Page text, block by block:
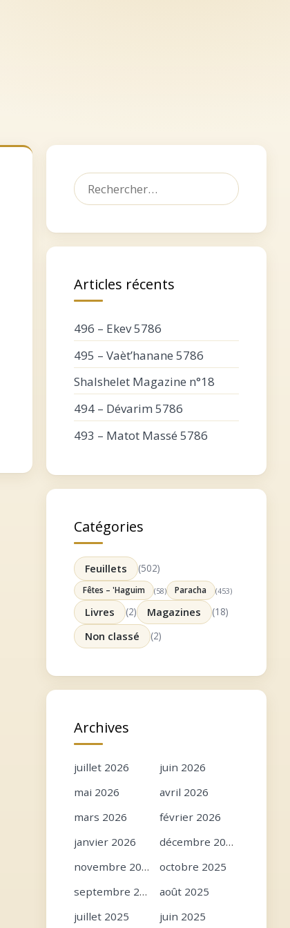
Rechercher :
Articles récents
496 – Ekev 5786
495 – Vaèt’hanane 5786
Shalshelet Magazine n°18
494 – Dévarim 5786
493 – Matot Massé 5786
Catégories
Feuillets (502)
Fêtes – 'Haguim (58) Paracha (453)
Livres (2) Magazines (18)
Non classé (2)
Archives
juillet 2026
juin 2026
mai 2026
avril 2026
mars 2026
février 2026
janvier 2026
décembre 2025
novembre 2025
octobre 2025
septembre 2025
août 2025
juillet 2025
juin 2025